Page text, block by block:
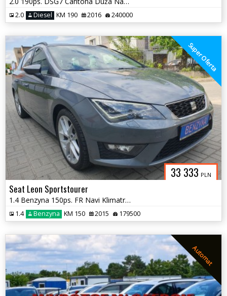
2.0 Diesel KM 190 2016 240000
33 333 PLN
Super Oferta
Seat Leon Sportstourer
1.4 Benzyna 150ps. FR Navi Klimatronic x2 Grzane Fotele
1.4 Benzyna KM 150 2015 179500
Automat